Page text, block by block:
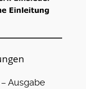
Ausgabe